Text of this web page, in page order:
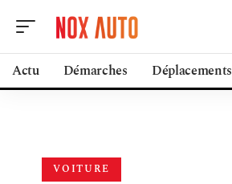
Actu Démarches Déplacements
VOITURE